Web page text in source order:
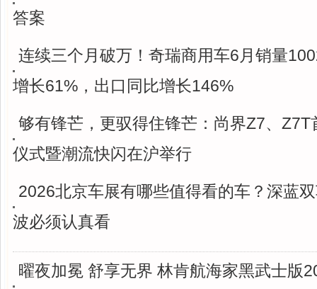
答案
连续三个月破万！奇瑞商用车6月销量
增长61%，出口同比增长146%
够有锋芒，更驭得住锋芒：尚界Z7、Z7T
仪式暨潮流快闪在沪举行
2026北京车展有哪些值得看的车？深蓝
波必须认真看
曜夜加冕 舒享无界 林肯航海家黑武士版